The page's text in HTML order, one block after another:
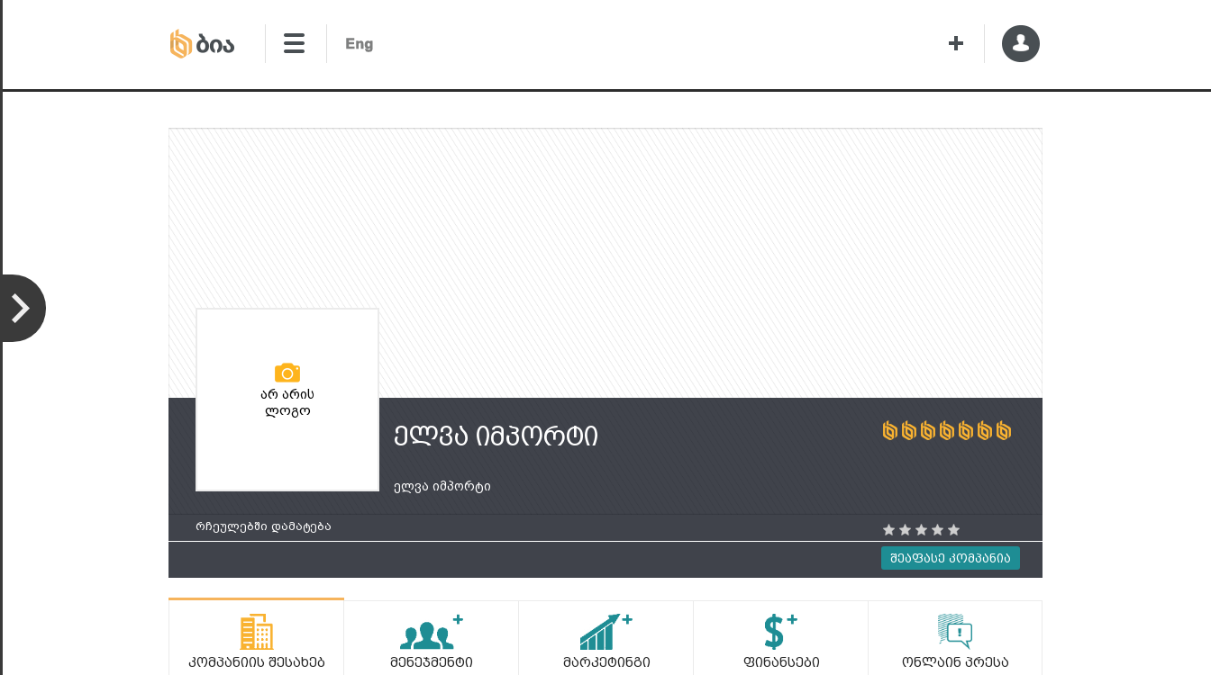
არ არის
ლოგო
ელვა იმპორტი
ელვა იმპორტი
Შეაფასე Კომპანია
რჩეულებში დამატება
Კომპანიის Შესახებ Მენეჯმენტი Მარკეტინგი Ფინანსები Ონლაინ Პრესა